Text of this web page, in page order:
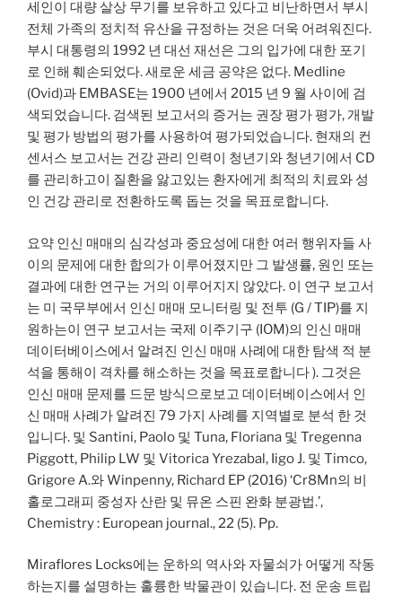
세인이 대량 살상 무기를 보유하고 있다고 비난하면서 부시
전체 가족의 정치적 유산을 규정하는 것은 더욱 어려워진다.
부시 대통령의 1992 년 대선 재선은 그의 입가에 대한 포기
로 인해 훼손되었다. 새로운 세금 공약은 없다. Medline
(Ovid)과 EMBASE는 1900 년에서 2015 년 9 월 사이에 검
색되었습니다. 검색된 보고서의 증거는 권장 평가 평가, 개발
및 평가 방법의 평가를 사용하여 평가되었습니다. 현재의 컨
센서스 보고서는 건강 관리 인력이 청년기와 청년기에서 CD
를 관리하고이 질환을 앓고있는 환자에게 최적의 치료와 성
인 건강 관리로 전환하도록 돕는 것을 목표로합니다.
요약 인신 매매의 심각성과 중요성에 대한 여러 행위자들 사
이의 문제에 대한 합의가 이루어졌지만 그 발생률, 원인 또는
결과에 대한 연구는 거의 이루어지지 않았다. 이 연구 보고서
는 미 국무부에서 인신 매매 모니터링 및 전투 (G / TIP)를 지
원하는이 연구 보고서는 국제 이주기구 (IOM)의 인신 매매
데이터베이스에서 알려진 인신 매매 사례에 대한 탐색 적 분
석을 통해이 격차를 해소하는 것을 목표로합니다 ). 그것은
인신 매매 문제를 드문 방식으로보고 데이터베이스에서 인
신 매매 사례가 알려진 79 가지 사례를 지역별로 분석 한 것
입니다. 및 Santini, Paolo 및 Tuna, Floriana 및 Tregenna
Piggott, Philip LW 및 Vitorica Yrezabal, Iigo J. 및 Timco,
Grigore A.와 Winpenny, Richard EP (2016) ‘Cr8Mn의 비
홀로그래피 중성자 산란 및 뮤온 스핀 완화 분광법.’,
Chemistry : European journal., 22 (5). Pp.
Miraflores Locks에는 운하의 역사와 자물쇠가 어떻게 작동
하는지를 설명하는 훌륭한 박물관이 있습니다. 전 운송 트립